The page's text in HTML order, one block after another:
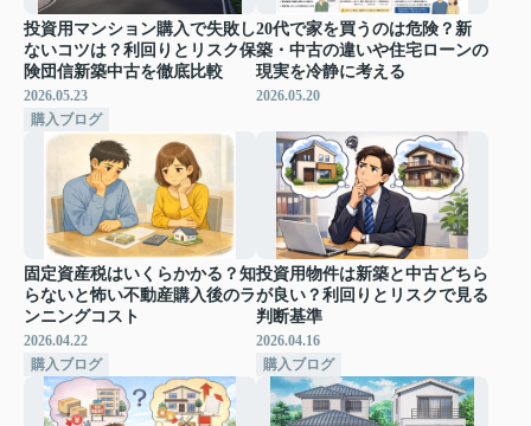
投資用マンション購入で失敗し
ないコツは？利回りとリスク保
険団信新築中古を徹底比較
2026.05.23
購入ブログ
20代で家を買うのは危険？新
築・中古の違いや住宅ローンの
現実を冷静に考える
2026.05.20
固定資産税はいくらかかる？知
らないと怖い不動産購入後のラ
ンニングコスト
2026.04.22
購入ブログ
投資用物件は新築と中古どちら
が良い？利回りとリスクで見る
判断基準
2026.04.16
購入ブログ